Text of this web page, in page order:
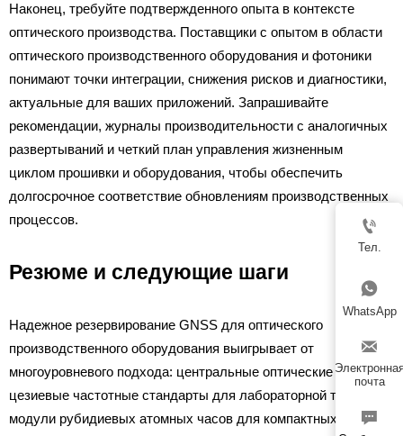
Наконец, требуйте подтвержденного опыта в контексте
оптического производства. Поставщики с опытом в области
оптического производственного оборудования и фотоники
понимают точки интеграции, снижения рисков и диагностики,
актуальные для ваших приложений. Запрашивайте
рекомендации, журналы производительности с аналогичных
развертываний и четкий план управления жизненным
циклом прошивки и оборудования, чтобы обеспечить
долгосрочное соответствие обновлениям производственных
процессов.
Резюме и следующие шаги
Надежное резервирование GNSS для оптического
производственного оборудования выигрывает от
многоуровневого подхода: центральные оптические
цезиевые частотные стандарты для лабораторной точности,
модули рубидиевых атомных часов для компактных

Тел.

WhatsApp

почта
